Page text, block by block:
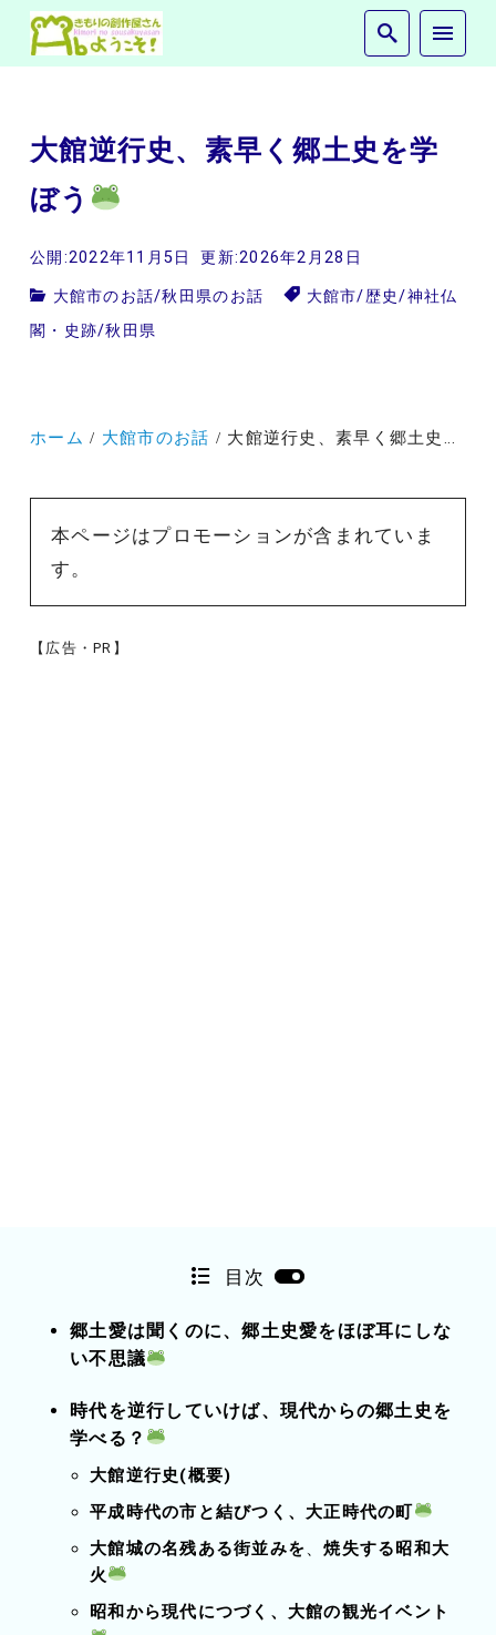
大館逆行史、素早く郷土史を学
ぼう
公開:2022年11月5日 更新:2026年2月28日
大館市のお話/秋田県のお話 大館市/歴史/神社仏
閣・史跡/秋田県
ホーム 大館市のお話 大館逆行史、素早く郷土史を学ぼう
本ページはプロモーションが含まれていま
す。
【広告・PR】
目次
郷土愛は聞くのに、郷土史愛をほぼ耳にしな
い不思議
時代を逆行していけば、現代からの郷土史を
学べる？
大館逆行史(概要)
平成時代の市と結びつく、大正時代の町
大館城の名残ある街並みを、焼失する昭和大
火
昭和から現代につづく、大館の観光イベント